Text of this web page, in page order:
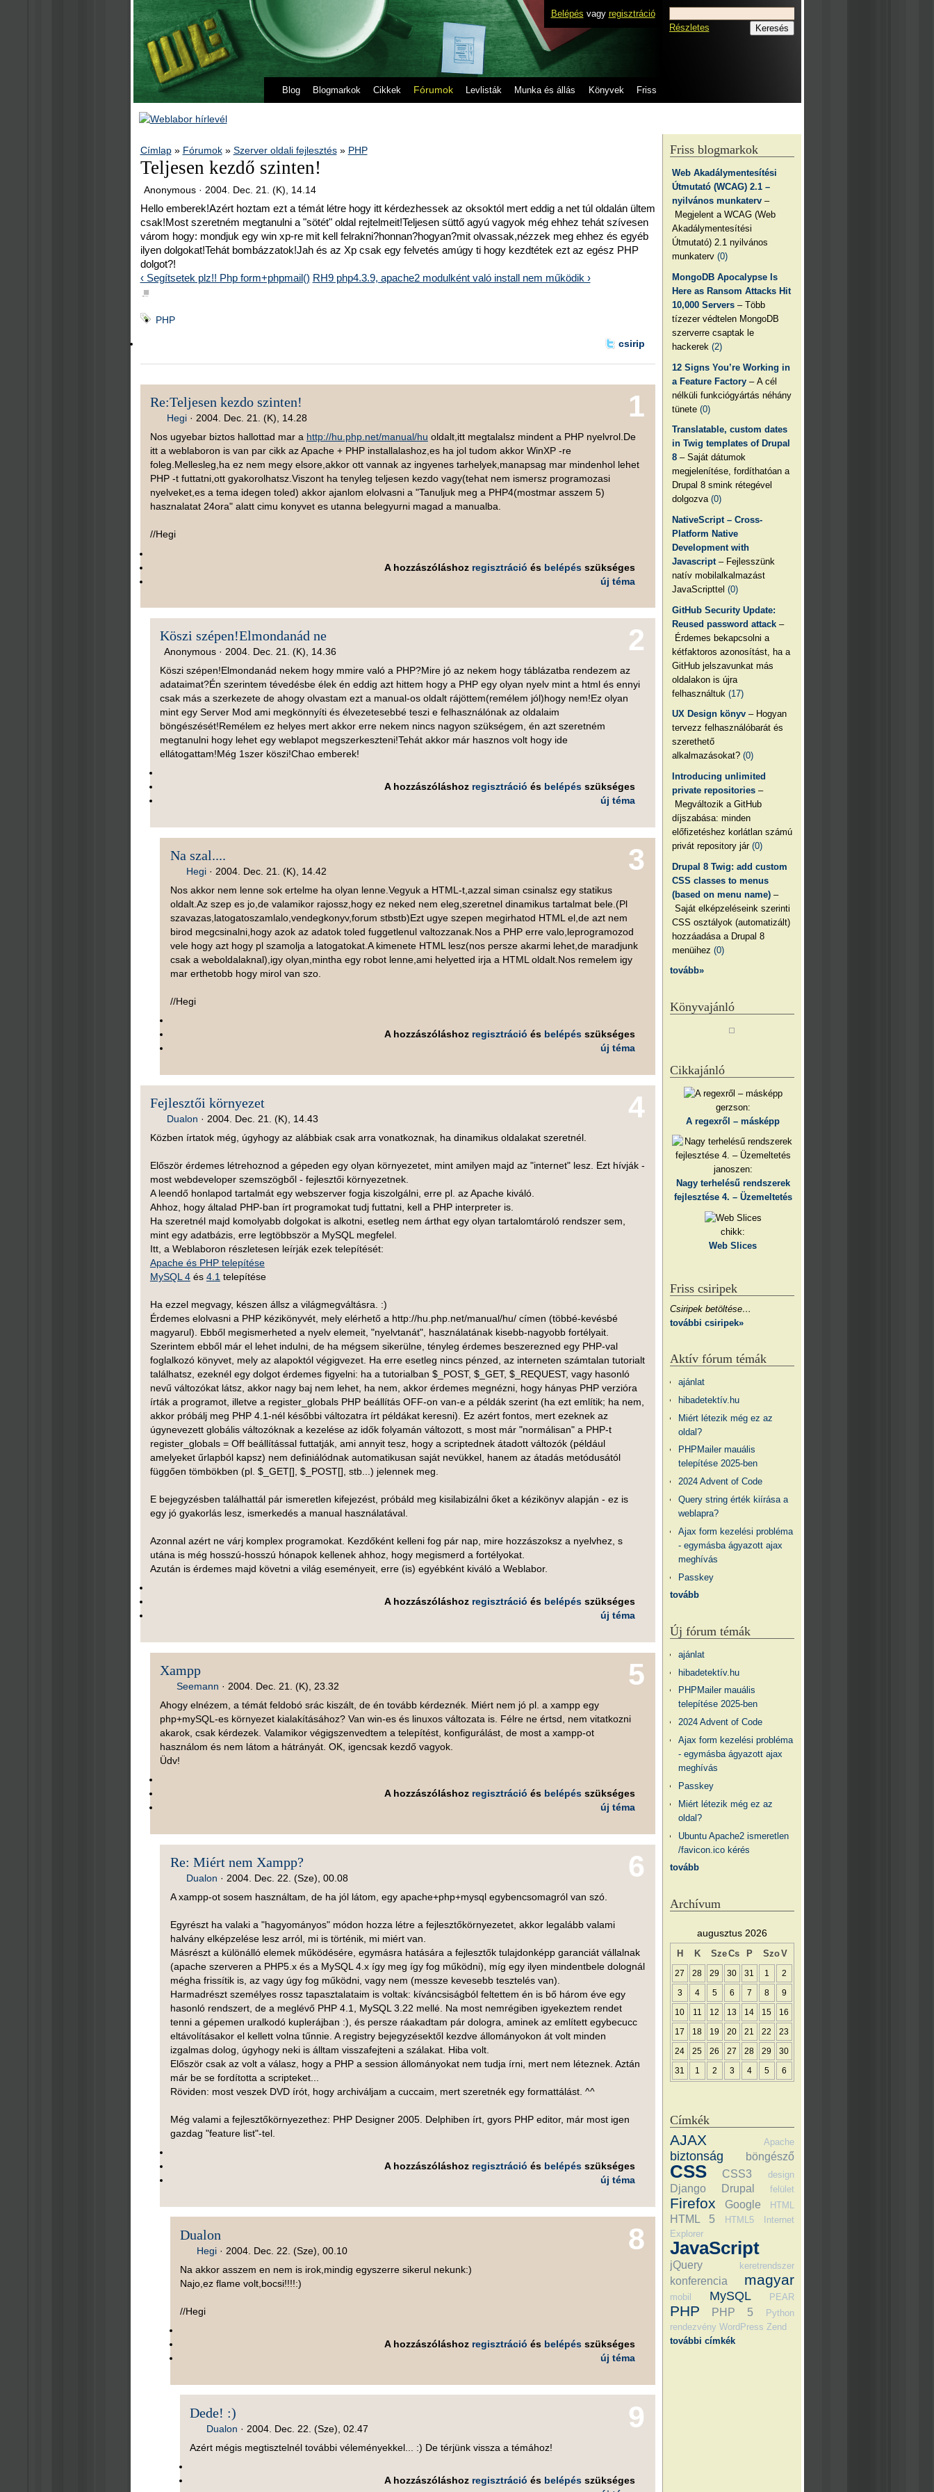
Belépés vagy regisztráció
Blog Blogmarkok Cikkek Fórumok Levlisták Munka és állás Könyvek Friss
Részletes
Címlap» Fórumok» Szerver oldali fejlesztés» PHP
Teljesen kezdő szinten!
Anonymous · 2004. Dec. 21. (K), 14.14
Hello emberek!Azért hoztam ezt a témát létre hogy itt kérdezhessek az oksoktól mert eddig a net túl oldalán ültem
csak!Most szeretném megtanulni a "sötét" oldal rejtelmeit!Teljesen süttő agyú vagyok még ehhez tehát szívesen
várom hogy: mondjuk egy win xp-re mit kell felrakni?honnan?hogyan?mit olvassak,nézzek meg ehhez és egyéb
ilyen dolgokat!Tehát bombázzatok!Jah és az Xp csak egy felvetés amúgy ti hogy kezdtétek ezt az egész PHP
dolgot?!
‹ Segítsetek plz!! Php form+phpmail() RH9 php4.3.9, apache2 modulként való install nem működik ›
■
PHP
csirip
1
Re:Teljesen kezdo szinten!
Hegi· 2004. Dec. 21. (K), 14.28
Nos ugyebar biztos hallottad mar a http://hu.php.net/manual/hu oldalt,itt megtalalsz mindent a PHP nyelvrol.De
itt a weblaboron is van par cikk az Apache + PHP installalashoz,es ha jol tudom akkor WinXP -re
foleg.Mellesleg,ha ez nem megy elsore,akkor ott vannak az ingyenes tarhelyek,manapsag mar mindenhol lehet
PHP -t futtatni,ott gyakorolhatsz.Viszont ha tenyleg teljesen kezdo vagy(tehat nem ismersz programozasi
nyelveket,es a tema idegen toled) akkor ajanlom elolvasni a "Tanuljuk meg a PHP4(mostmar asszem 5)
hasznalatat 24ora" alatt cimu konyvet es utanna belegyurni magad a manualba.
//Hegi
A hozzászóláshoz regisztráció és belépésszükséges
új téma
2
Köszi szépen!Elmondanád ne
Anonymous · 2004. Dec. 21. (K), 14.36
Köszi szépen!Elmondanád nekem hogy mmire való a PHP?Mire jó az nekem hogy táblázatba rendezem az
adataimat?Én szerintem tévedésbe élek én eddig azt hittem hogy a PHP egy olyan nyelv mint a html és ennyi
csak más a szerkezete de ahogy olvastam ezt a manual-os oldalt rájöttem(remélem jól)hogy nem!Ez olyan
mint egy Server Mod ami megkönnyíti és élvezetesebbé teszi e felhasználónak az oldalaim
böngészését!Remélem ez helyes mert akkor erre nekem nincs nagyon szükségem, én azt szeretném
megtanulni hogy lehet egy weblapot megszerkeszteni!Tehát akkor már hasznos volt hogy ide
ellátogattam!Még 1szer köszi!Chao emberek!
A hozzászóláshoz regisztráció és belépésszükséges
új téma
3
Na szal....
Hegi · 2004. Dec. 21. (K), 14.42
Nos akkor nem lenne sok ertelme ha olyan lenne.Vegyuk a HTML-t,azzal siman csinalsz egy statikus
oldalt.Az szep es jo,de valamikor rajossz,hogy ez neked nem eleg,szeretnel dinamikus tartalmat bele.(Pl
szavazas,latogatoszamlalo,vendegkonyv,forum stbstb)Ezt ugye szepen megirhatod HTML el,de azt nem
birod megcsinalni,hogy azok az adatok toled fuggetlenul valtozzanak.Nos a PHP erre valo,leprogramozod
vele hogy azt hogy pl szamolja a latogatokat.A kimenete HTML lesz(nos persze akarmi lehet,de maradjunk
csak a weboldalaknal),igy olyan,mintha egy robot lenne,ami helyetted irja a HTML oldalt.Nos remelem igy
mar erthetobb hogy mirol van szo.
//Hegi
A hozzászóláshoz regisztráció és belépésszükséges
új téma
4
Fejlesztői környezet
Dualon · 2004. Dec. 21. (K), 14.43
Közben írtatok még, úgyhogy az alábbiak csak arra vonatkoznak, ha dinamikus oldalakat szeretnél.
Először érdemes létrehoznod a gépeden egy olyan környezetet, mint amilyen majd az "internet" lesz. Ezt hívják -
most webdeveloper szemszögből - fejlesztői környezetnek.
A leendő honlapod tartalmát egy webszerver fogja kiszolgálni, erre pl. az Apache kiváló.
Ahhoz, hogy általad PHP-ban írt programokat tudj futtatni, kell a PHP interpreter is.
Ha szeretnél majd komolyabb dolgokat is alkotni, esetleg nem árthat egy olyan tartalomtároló rendszer sem,
mint egy adatbázis, erre legtöbbször a MySQL megfelel.
Itt, a Weblaboron részletesen leírják ezek telepítését:
Apache és PHP telepítése
MySQL 4és 4.1telepítése
Ha ezzel megvagy, készen állsz a világmegváltásra. :)
Érdemes elolvasni a PHP kézikönyvét, mely elérhető a http://hu.php.net/manual/hu/ címen (többé-kevésbé
magyarul). Ebből megismerheted a nyelv elemeit, "nyelvtanát", használatának kisebb-nagyobb fortélyait.
Szerintem ebből már el lehet indulni, de ha mégsem sikerülne, tényleg érdemes beszerezned egy PHP-val
foglalkozó könyvet, mely az alapoktól végigvezet. Ha erre esetleg nincs pénzed, az interneten számtalan tutorialt
találhatsz, ezeknél egy dolgot érdemes figyelni: ha a tutorialban $_POST, $_GET, $_REQUEST, vagy hasonló
nevű változókat látsz, akkor nagy baj nem lehet, ha nem, akkor érdemes megnézni, hogy hányas PHP verzióra
írták a programot, illetve a register_globals PHP beállítás OFF-on van-e a példák szerint (ha ezt említik; ha nem,
akkor próbálj meg PHP 4.1-nél későbbi változatra írt példákat keresni). Ez azért fontos, mert ezeknek az
úgynevezett globális változóknak a kezelése az idők folyamán változott, s most már "normálisan" a PHP-t
register_globals = Off beállítással futtatják, ami annyit tesz, hogy a scriptednek átadott változók (például
amelyeket űrlapból kapsz) nem definiálódnak automatikusan saját nevükkel, hanem az átadás metódusától
függően tömbökben (pl. $_GET[], $_POST[], stb...) jelennek meg.
E bejegyzésben találhattál pár ismeretlen kifejezést, próbáld meg kisilabizálni őket a kézikönyv alapján - ez is
egy jó gyakorlás lesz, ismerkedés a manual használatával.
Azonnal azért ne várj komplex programokat. Kezdőként kelleni fog pár nap, mire hozzászoksz a nyelvhez, s
utána is még hosszú-hosszú hónapok kellenek ahhoz, hogy megismerd a fortélyokat.
Azután is érdemes majd követni a világ eseményeit, erre (is) egyébként kiváló a Weblabor.
A hozzászóláshoz regisztráció és belépésszükséges
új téma
5
Xampp
Seemann · 2004. Dec. 21. (K), 23.32
Ahogy elnézem, a témát feldobó srác kiszált, de én tovább kérdeznék. Miért nem jó pl. a xampp egy
php+mySQL-es környezet kialakításához? Van win-es és linuxos változata is. Félre ne értsd, nem vitatkozni
akarok, csak kérdezek. Valamikor végigszenvedtem a telepítést, konfigurálást, de most a xampp-ot
használom és nem látom a hátrányát. OK, igencsak kezdő vagyok.
Üdv!
A hozzászóláshoz regisztráció és belépésszükséges
új téma
6
Re: Miért nem Xampp?
Dualon · 2004. Dec. 22. (Sze), 00.08
A xampp-ot sosem használtam, de ha jól látom, egy apache+php+mysql egybencsomagról van szó.
Egyrészt ha valaki a "hagyományos" módon hozza létre a fejlesztőkörnyezetet, akkor legalább valami
halvány elképzelése lesz arról, mi is történik, mi miért van.
Másrészt a különálló elemek működésére, egymásra hatására a fejlesztők tulajdonképp garanciát vállalnak
(apache szerveren a PHP5.x és a MySQL 4.x így meg így fog működni), míg egy ilyen mindentbele dolognál
mégha frissítik is, az vagy úgy fog működni, vagy nem (messze kevesebb tesztelés van).
Harmadrészt személyes rossz tapasztalataim is voltak: kíváncsiságból feltettem én is bő három éve egy
hasonló rendszert, de a meglévő PHP 4.1, MySQL 3.22 mellé. Na most nemrégiben igyekeztem rendet
tenni a gépemen uralkodó kuplerájban :), és persze ráakadtam pár dologra, aminek az említett egybecucc
eltávolításakor el kellett volna tűnnie. A registry bejegyzésektől kezdve állományokon át volt minden
izgalmas dolog, úgyhogy neki is álltam visszafejteni a szálakat. Hiba volt.
Először csak az volt a válasz, hogy a PHP a session állományokat nem tudja írni, mert nem léteznek. Aztán
már be se fordította a scripteket...
Röviden: most veszek DVD írót, hogy archiváljam a cuccaim, mert szeretnék egy formattálást. ^^
Még valami a fejlesztőkörnyezethez: PHP Designer 2005. Delphiben írt, gyors PHP editor, már most igen
gazdag "feature list"-tel.
A hozzászóláshoz regisztráció és belépésszükséges
új téma
8
Dualon
Hegi· 2004. Dec. 22. (Sze), 00.10
Na akkor asszem en nem is irok,mindig egyszerre sikerul nekunk:)
Najo,ez flame volt,bocsi!!!!:)
//Hegi
A hozzászóláshoz regisztráció és belépésszükséges
új téma
9
Dede! :)
Dualon · 2004. Dec. 22. (Sze), 02.47
Azért mégis megtisztelnél további véleményekkel... :) De térjünk vissza a témához!
A hozzászóláshoz regisztráció és belépésszükséges
Friss blogmarkok
Web Akadálymentesítési
Útmutató (WCAG) 2.1 –
nyilvános munkaterv –
Megjelent a WCAG (Web
Akadálymentesítési
Útmutató) 2.1 nyilvános
munkaterv(0)
MongoDB Apocalypse Is
Here as Ransom Attacks Hit
10,000 Servers – Több
tízezer védtelen MongoDB
szerverre csaptak le
hackerek(2)
12 Signs You’re Working in
a Feature Factory – A cél
nélküli funkciógyártás néhány
tünete(0)
Translatable, custom dates
in Twig templates of Drupal
8 – Saját dátumok
megjelenítése, fordíthatóan a
Drupal 8 smink rétegével
dolgozva(0)
NativeScript – Cross-
Platform Native
Development with
Javascript – Fejlesszünk
natív mobilalkalmazást
JavaScripttel(0)
GitHub Security Update:
Reused password attack –
Érdemes bekapcsolni a
kétfaktoros azonosítást, ha a
GitHub jelszavunkat más
oldalakon is újra
felhasználtuk(17)
UX Design könyv – Hogyan
tervezz felhasználóbarát és
szerethető
alkalmazásokat?(0)
Introducing unlimited
private repositories –
Megváltozik a GitHub
díjszabása: minden
előfizetéshez korlátlan számú
privát repository jár(0)
Drupal 8 Twig: add custom
CSS classes to menus
(based on menu name) –
Saját elképzeléseink szerinti
CSS osztályok (automatizált)
hozzáadása a Drupal 8
menüihez(0)
tovább»
Könyvajánló
Cikkajánló
gerzson:
A regexről – másképp
janoszen:
Nagy terhelésű rendszerek
fejlesztése 4. – Üzemeltetés
chikk:
Web Slices
Friss csiripek
Csiripek betöltése…
további csiripek»
Aktív fórum témák
ajánlat
hibadetektív.hu
Miért létezik még ez az
oldal?
PHPMailer mauális
telepítése 2025-ben
2024 Advent of Code
Query string érték kiírása a
weblapra?
Ajax form kezelési probléma
- egymásba ágyazott ajax
meghívás
Passkey
tovább
Új fórum témák
ajánlat
hibadetektív.hu
PHPMailer mauális
telepítése 2025-ben
2024 Advent of Code
Ajax form kezelési probléma
- egymásba ágyazott ajax
meghívás
Passkey
Miért létezik még ez az
oldal?
Ubuntu Apache2 ismeretlen
/favicon.ico kérés
tovább
Archívum
augusztus 2026
H K SzeCs P SzoV
27 28 29 30 31 1 2
3 4 5 6 7 8 9
10 11 12 13 14 15 16
17 18 19 20 21 22 23
24 25 26 27 28 29 30
31 1 2 3 4 5 6
Címkék
AJAX Apache
biztonság böngésző
CSS CSS3 design
Django Drupal felület
Firefox Google HTML
HTML 5 HTML5
Internet
Explorer
JavaScript
jQuery keretrendszer
konferencia magyar
mobil MySQL PEAR
PHP PHP 5
Python
rendezvény WordPress Zend
további címkék